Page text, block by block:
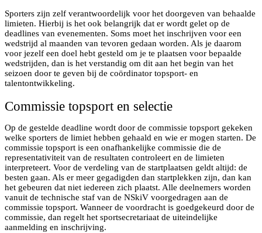
Sporters zijn zelf verantwoordelijk voor het doorgeven van behaalde
limieten. Hierbij is het ook belangrijk dat er wordt gelet op de
deadlines van evenementen. Soms moet het inschrijven voor een
wedstrijd al maanden van tevoren gedaan worden. Als je daarom
voor jezelf een doel hebt gesteld om je te plaatsen voor bepaalde
wedstrijden, dan is het verstandig om dit aan het begin van het
seizoen door te geven bij de coördinator topsport- en
talentontwikkeling.
Commissie topsport en selectie
Op de gestelde deadline wordt door de commissie topsport gekeken
welke sporters de limiet hebben gehaald en wie er mogen starten. De
commissie topsport is een onafhankelijke commissie die de
representativiteit van de resultaten controleert en de limieten
interpreteert. Voor de verdeling van de startplaatsen geldt altijd: de
besten gaan. Als er meer gegadigden dan startplekken zijn, dan kan
het gebeuren dat niet iedereen zich plaatst. Alle deelnemers worden
vanuit de technische staf van de NSkiV voorgedragen aan de
commissie topsport. Wanneer de voordracht is goedgekeurd door de
commissie, dan regelt het sportsecretariaat de uiteindelijke
aanmelding en inschrijving.